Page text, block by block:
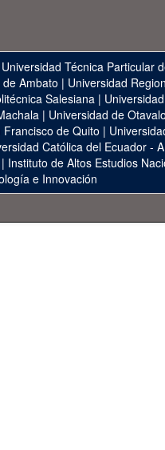
Universidad Técnica Particular
Ambato | Universidad
Salesiana|
| Universidad de Otavalo
de Quito |
Católica del Ecuador -
| Instituto de Altos Estudios
e Innovación